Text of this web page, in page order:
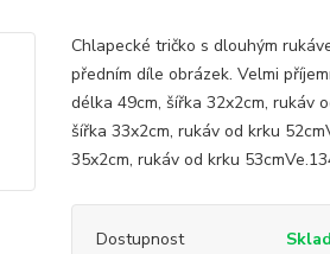
Chlapecké tričko s dlouhým
předním díle obrázek. Velmi
délka 49cm, šířka 32x2cm, rukáv
šířka 33x2cm, rukáv od krku
35x2cm, rukáv od krku
Dostupnost